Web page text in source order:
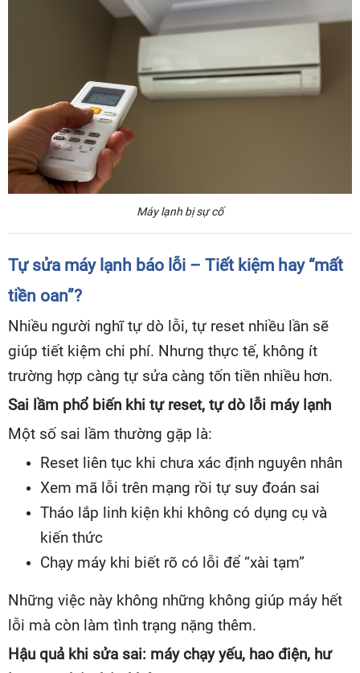
Máy lạnh bị sự cố
Tự sửa máy lạnh báo lỗi – Tiết kiệm hay “mất
tiền oan”?
Nhiều người nghĩ tự dò lỗi, tự reset nhiều lần sẽ
giúp tiết kiệm chi phí. Nhưng thực tế, không ít
trường hợp càng tự sửa càng tốn tiền nhiều hơn.
Sai lầm phổ biến khi tự reset, tự dò lỗi máy lạnh
Một số sai lầm thường gặp là:
Reset liên tục khi chưa xác định nguyên nhân
Xem mã lỗi trên mạng rồi tự suy đoán sai
Tháo lắp linh kiện khi không có dụng cụ và
kiến thức
Chạy máy khi biết rõ có lỗi để “xài tạm”
Những việc này không những không giúp máy hết
lỗi mà còn làm tình trạng nặng thêm.
Hậu quả khi sửa sai: máy chạy yếu, hao điện, hư